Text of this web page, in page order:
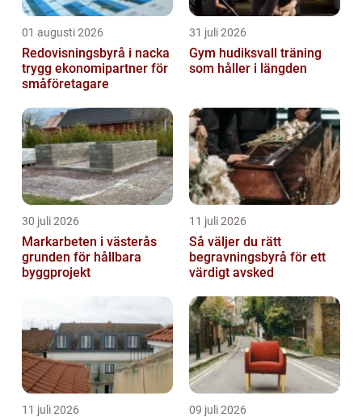
01 augusti 2026
Redovisningsbyrå i nacka
trygg ekonomipartner för
småföretagare
31 juli 2026
Gym hudiksvall träning
som håller i längden
30 juli 2026
Markarbeten i västerås
grunden för hållbara
byggprojekt
11 juli 2026
Så väljer du rätt
begravningsbyrå för ett
värdigt avsked
11 juli 2026 09 juli 2026